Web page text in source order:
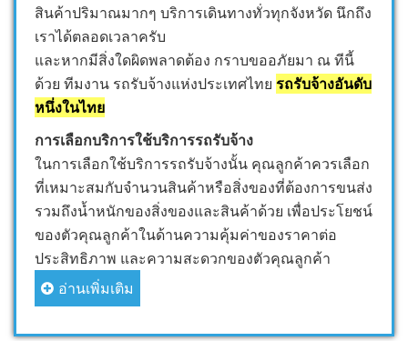
สินค้าปริมาณมากๆ บริการเดินทางทั่วทุกจังหวัด นึกถึง
เราได้ตลอดเวลาครับ
และหากมีสิ่งใดผิดพลาดต้อง กราบขออภัยมา ณ ทีนี้
ด้วย ทีมงาน รถรับจ้างแห่งประเทศไทย รถรับจ้างอันดับ
หนึ่งในไทย
การเลือกบริการใช้บริการรถรับจ้าง
ในการเลือกใช้บริการรถรับจ้างนั้น คุณลูกค้าควรเลือก
ที่เหมาะสมกับจำนวนสินค้าหรือสิ่งของที่ต้องการขนส่ง
รวมถึงน้ำหนักของสิ่งของและสินค้าด้วย เพื่อประโยชน์
ของตัวคุณลูกค้าในด้านความคุ้มค่าของราคาต่อ
ประสิทธิภาพ และความสะดวกของตัวคุณลูกค้า
อ่านเพิ่มเติม